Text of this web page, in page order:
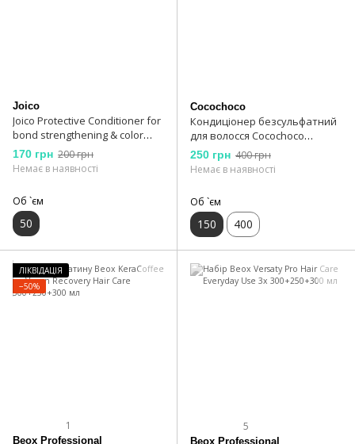
Joico
Joico Protective Conditioner for
bond strengthening & color
longevity Кондиціонер
захисний для зміцнення
170 грн 200 грн
Немає в наявності
Об `єм
50
Cocochoco
Кондиціонер безсульфатний
для волосся Cocochoco
Conditioner 150 мл
250 грн 400 грн
Немає в наявності
Об `єм
150 400
ЛІКВІДАЦІЯ
−50%
1
Beox Professional
5
Beox Professional